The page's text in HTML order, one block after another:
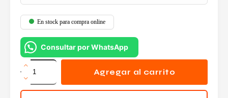
En stock para compra online
Consultar por WhatsApp
Monitor
Gamer
Teros
24.5
Agregar al carrito